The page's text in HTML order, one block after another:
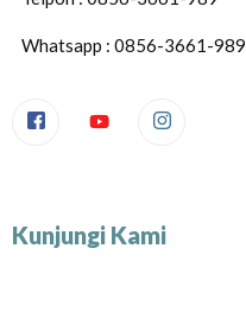
Whatsapp : 0856-3661-989
Kunjungi Kami